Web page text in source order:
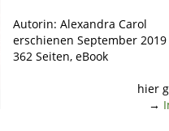
Autorin: Alexandra Carol
erschienen September 2019
362 Seiten, eBook
hier
→